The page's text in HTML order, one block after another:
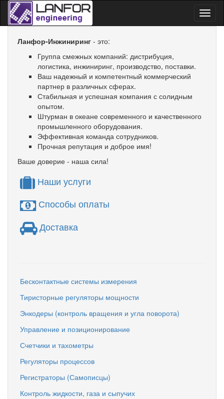
Ланфор-Инжиниринг - это:
Группа смежных компаний: дистрибуция,
логистика, инжиниринг, производство, поставки.
Ваш надежный и компетентный коммерческий
партнер в различных сферах.
Стабильная и успешная компания с солидным
опытом.
Штурман в океане современного и качественного
промышленного оборудования.
Эффективная команда сотрудников.
Прочная репутация и доброе имя!
Ваше доверие - наша сила!
Наши услуги
Способы оплаты
Доставка
Бесконтактные системы измерения
Тиристорные регуляторы мощности
Энкодеры (контроль вращения и угла поворота)
Управление и позиционирование
Счетчики и тахометры
Регуляторы процессов
Регистраторы (Самописцы)
Контроль жидкости, газа и сыпучих